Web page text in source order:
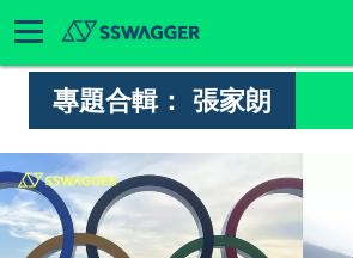
專題合輯： 張家朗